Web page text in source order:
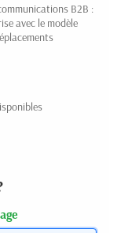
B2B :
avec le modèle